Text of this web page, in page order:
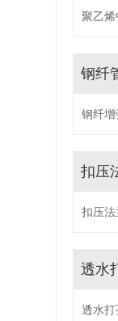
聚乙
钢纤
扣压
扣压法
透水
透水打